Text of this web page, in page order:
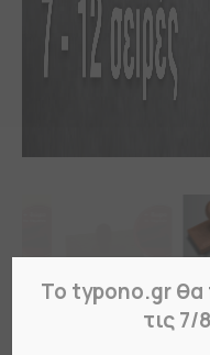
Το typono.gr θα
τις 7/